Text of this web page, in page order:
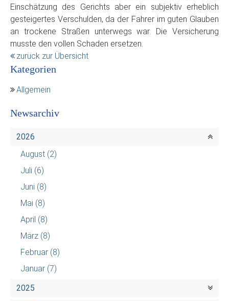
Einschätzung des Gerichts aber ein subjektiv erheblich
gesteigertes Verschulden, da der Fahrer im guten Glauben
an trockene Straßen unterwegs war. Die Versicherung
musste den vollen Schaden ersetzen.
zurück zur Übersicht
Kategorien
Allgemein
Newsarchiv
2026
August (2)
Juli (6)
Juni (8)
Mai (8)
April (8)
März (8)
Februar (8)
Januar (7)
2025